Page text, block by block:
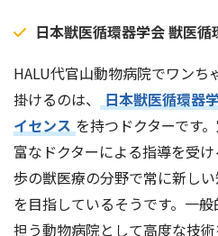
日本獣医循環器学会 獣医循
HALU代官山動物病院でワンち
掛けるのは、
日本獣医循環器
イセンス を持つドクターです
富なドクターによる指導を受
歩の獣医療の分野で常に新し
を目指しているそうです。一
担う動物病院として高度な技術